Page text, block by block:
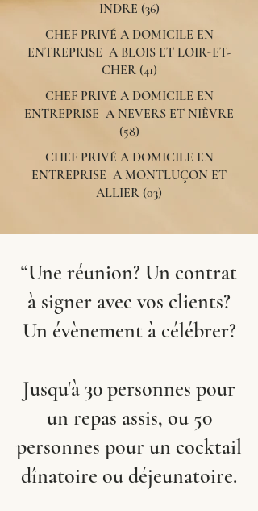
INDRE (36)
CHEF PRIVÉ A DOMICILE EN
ENTREPRISE A BLOIS ET LOIR-ET-
CHER (41)
CHEF PRIVÉ A DOMICILE EN
ENTREPRISE A NEVERS ET NIÈVRE
(58)
CHEF PRIVÉ A DOMICILE EN
ENTREPRISE A MONTLUÇON ET
ALLIER (03)
“Une réunion? Un contrat
à signer avec vos clients?
Un évènement à célébrer?
​Jusqu'à 30 personnes pour
un repas assis, ou 50
personnes pour un cocktail
dînatoire ou déjeunatoire.